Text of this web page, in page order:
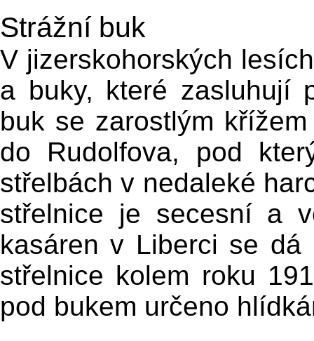
Strážní buk
V jizerskohorských
a buky, které zasluhují
buk se zarostlým
do Rudolfova, pod
střelbách v nedaleké
střelnice je secesní a
kasáren v Liberci se dá
střelnice kolem roku
pod bukem určeno